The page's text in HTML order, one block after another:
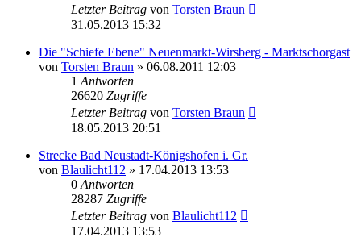
Letzter Beitrag von Torsten Braun
31.05.2013 15:32
Die "Schiefe Ebene" Neuenmarkt-Wirsberg - Marktschorgast
von Torsten Braun » 06.08.2011 12:03
1 Antworten
26620 Zugriffe
Letzter Beitrag von Torsten Braun
18.05.2013 20:51
Strecke Bad Neustadt-Königshofen i. Gr.
von Blaulicht112 » 17.04.2013 13:53
0 Antworten
28287 Zugriffe
Letzter Beitrag von Blaulicht112
17.04.2013 13:53